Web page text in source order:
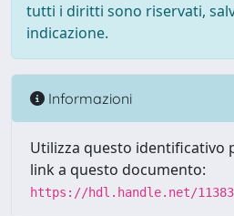
tutti i diritti sono riservati,
indicazione.
Informazioni
Utilizza questo identificativo
link a questo documento:
https://hdl.handle.net/